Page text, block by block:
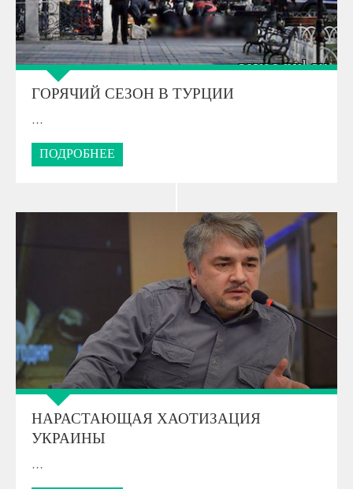
ГОРЯЧИЙ СЕЗОН В ТУРЦИИ
…
ПОДРОБНЕЕ
НАРАСТАЮЩАЯ ХАОТИЗАЦИЯ
УКРАИНЫ
…